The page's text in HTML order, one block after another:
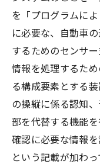
を「プログラムに
に必要な、自動車
するためのセンサ
情報を処理するた
る構成要素とする
の操縦に係る認知
部を代替する機能
確認に必要な情報を
という記載が加わ